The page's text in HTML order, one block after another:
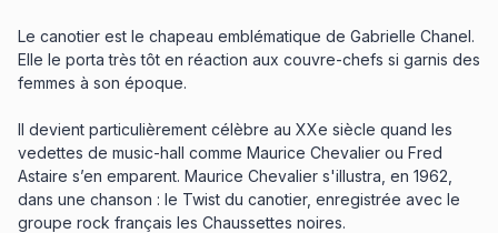
Le canotier est le chapeau emblématique de Gabrielle Chanel.
Elle le porta très tôt en réaction aux couvre-chefs si garnis des
femmes à son époque.
Il devient particulièrement célèbre au XXe siècle quand les
vedettes de music-hall comme Maurice Chevalier ou Fred
Astaire s’en emparent. Maurice Chevalier s'illustra, en 1962,
dans une chanson : le Twist du canotier, enregistrée avec le
groupe rock français les Chaussettes noires.